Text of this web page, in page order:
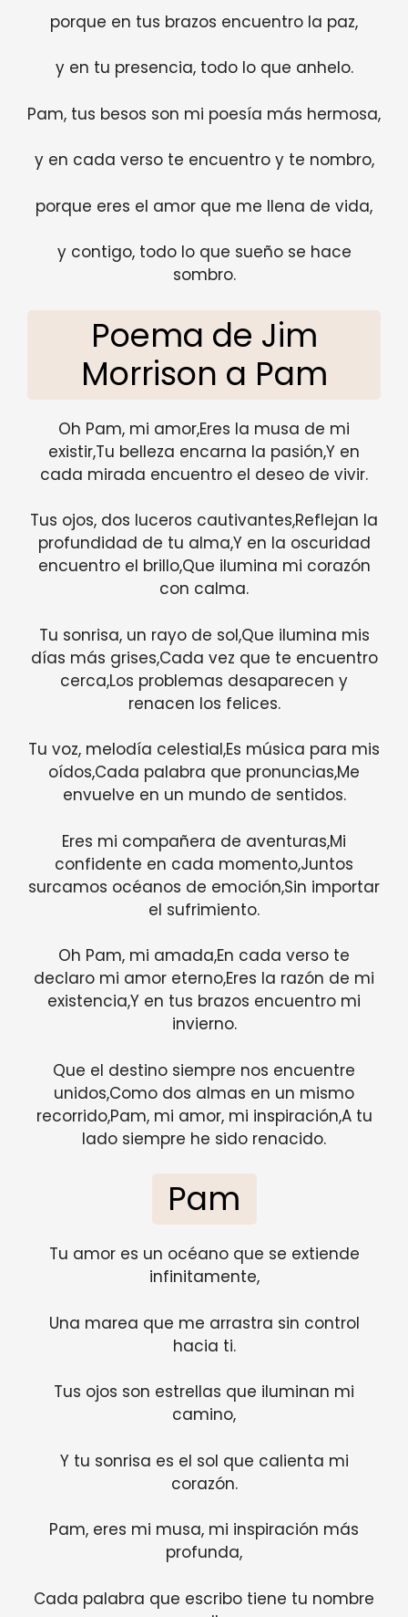
porque en tus brazos encuentro la paz,
y en tu presencia, todo lo que anhelo.
Pam, tus besos son mi poesía más hermosa,
y en cada verso te encuentro y te nombro,
porque eres el amor que me llena de vida,
y contigo, todo lo que sueño se hace
sombro.
Poema de Jim
Morrison a Pam
Oh Pam, mi amor,Eres la musa de mi
existir,Tu belleza encarna la pasión,Y en
cada mirada encuentro el deseo de vivir.
Tus ojos, dos luceros cautivantes,Reflejan la
profundidad de tu alma,Y en la oscuridad
encuentro el brillo,Que ilumina mi corazón
con calma.
Tu sonrisa, un rayo de sol,Que ilumina mis
días más grises,Cada vez que te encuentro
cerca,Los problemas desaparecen y
renacen los felices.
Tu voz, melodía celestial,Es música para mis
oídos,Cada palabra que pronuncias,Me
envuelve en un mundo de sentidos.
Eres mi compañera de aventuras,Mi
confidente en cada momento,Juntos
surcamos océanos de emoción,Sin importar
el sufrimiento.
Oh Pam, mi amada,En cada verso te
declaro mi amor eterno,Eres la razón de mi
existencia,Y en tus brazos encuentro mi
invierno.
Que el destino siempre nos encuentre
unidos,Como dos almas en un mismo
recorrido,Pam, mi amor, mi inspiración,A tu
lado siempre he sido renacido.
Pam
Tu amor es un océano que se extiende
infinitamente,
Una marea que me arrastra sin control
hacia ti.
Tus ojos son estrellas que iluminan mi
camino,
Y tu sonrisa es el sol que calienta mi
corazón.
Pam, eres mi musa, mi inspiración más
profunda,
Cada palabra que escribo tiene tu nombre